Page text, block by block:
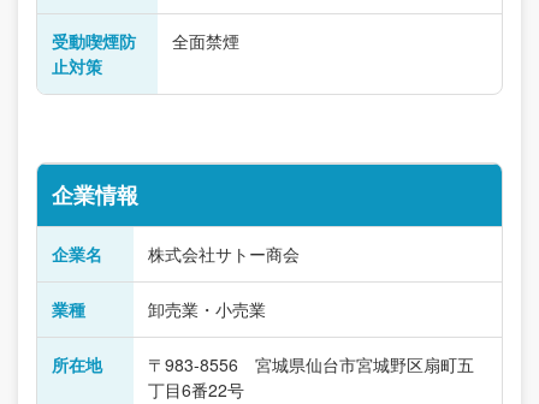
受動喫煙防
止対策
全面禁煙
企業情報
企業名 株式会社サトー商会
業種 卸売業・小売業
所在地
〒983-8556 宮城県仙台市宮城野区扇町五
丁目6番22号